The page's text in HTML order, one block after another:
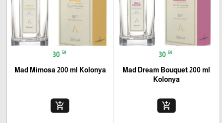
30 ₪
Mad Dream Bouquet 200 ml
Kolonya
add_shopping_cart
30 ₪
Mad Mimosa 200 ml Kolonya
add_shopping_cart